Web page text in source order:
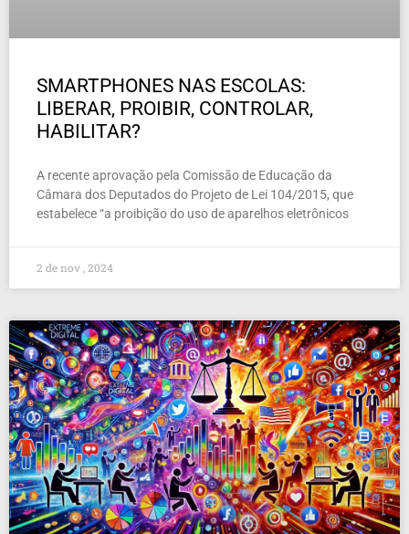
SMARTPHONES NAS ESCOLAS:
LIBERAR, PROIBIR, CONTROLAR,
HABILITAR?
A recente aprovação pela Comissão de Educação da
Câmara dos Deputados do Projeto de Lei 104/2015, que
estabelece “a proibição do uso de aparelhos eletrônicos
2 de nov , 2024